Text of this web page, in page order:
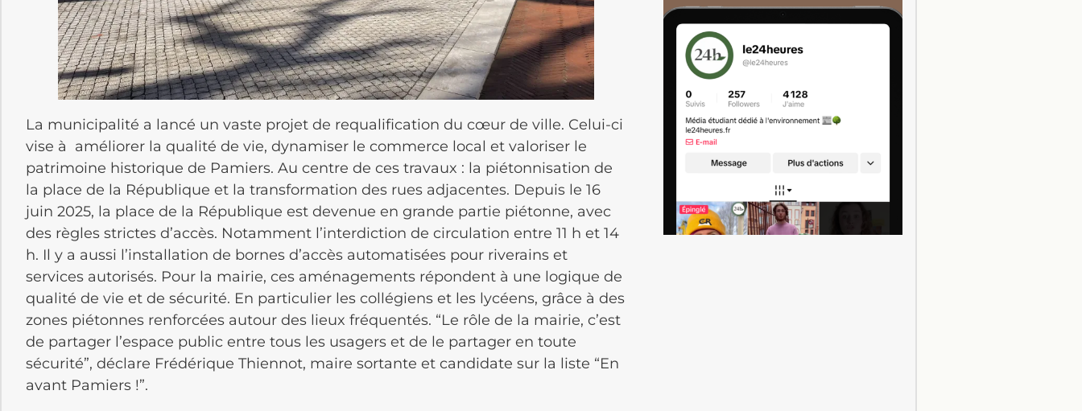
La municipalité a lancé un vaste projet de requalification du cœur de ville. Celui-ci
vise à améliorer la qualité de vie, dynamiser le commerce local et valoriser le
patrimoine historique de Pamiers. Au centre de ces travaux : la piétonnisation de
la place de la République et la transformation des rues adjacentes. Depuis le 16
juin 2025, la place de la République est devenue en grande partie piétonne, avec
des règles strictes d’accès. Notamment l’interdiction de circulation entre 11 h et 14
h. Il y a aussi l’installation de bornes d’accès automatisées pour riverains et
services autorisés. Pour la mairie, ces aménagements répondent à une logique de
qualité de vie et de sécurité. En particulier les collégiens et les lycéens, grâce à des
zones piétonnes renforcées autour des lieux fréquentés. “Le rôle de la mairie, c’est
de partager l’espace public entre tous les usagers et de le partager en toute
sécurité”, déclare Frédérique Thiennot, maire sortante et candidate sur la liste “En
avant Pamiers !”.